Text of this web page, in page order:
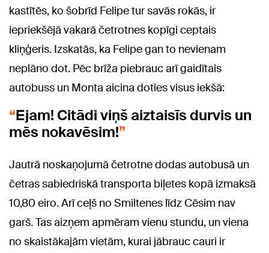
kastītēs, ko šobrīd Felipe tur savās rokās, ir
iepriekšējā vakarā četrotnes kopīgi ceptais
kliņģeris. Izskatās, ka Felipe gan to nevienam
neplāno dot. Pēc brīža piebrauc arī gaidītais
autobuss un Monta aicina doties visus iekšā:
Ejam! Citādi viņš aiztaisīs durvis un
mēs nokavēsim!
Jautrā noskaņojumā četrotne dodas autobusā un
četras sabiedriskā transporta biļetes kopā izmaksā
10,80 eiro. Arī ceļš no Smiltenes līdz Cēsim nav
garš. Tas aizņem apmēram vienu stundu, un viena
no skaistākajām vietām, kurai jābrauc cauri ir